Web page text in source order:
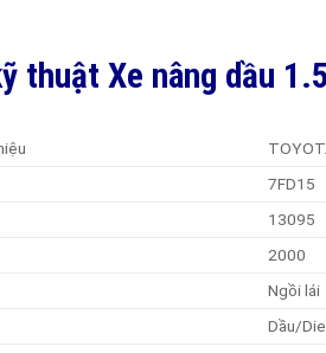
thuật Xe nâng dầu
7FD15
13095
2000
Ngồi lái
Dầu/